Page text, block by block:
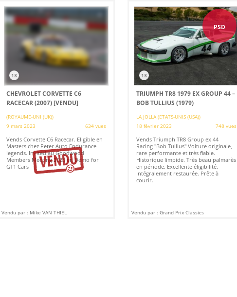
13
CHEVROLET CORVETTE C6
RACECAR (2007)[VENDU]
(ROYAUME-UNI (UK))
9 mars 2023
634 vues
Vends Corvette C6 Racecar. Eligible en
Masters chez Peter Auto Endurance
legends. Invited au Goodwood
Members Meeting 2023 en Demo for
GT1 Cars
Vendu par : Mike VAN THIEL
PSD
13
TRIUMPH TR8 1979 EX GROUP 44 –
BOB TULLIUS (1979)
LA JOLLA (ETATS-UNIS (USA))
18 février 2023
748 vues
Vends Triumph TR8 Group ex 44
Racing "Bob Tullius" Voiture originale,
rare performante et très fiable.
Historique limpide. Très beau palmarès
en période. Excellente éligibilité.
Intégralement restaurée. Prête à
courir.
Vendu par : Grand Prix Classics